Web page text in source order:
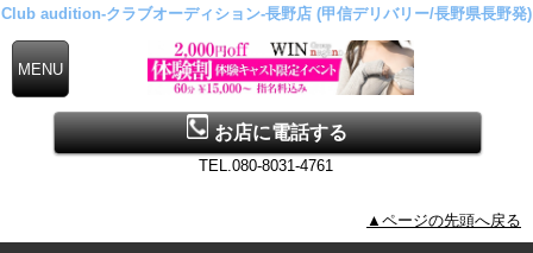
Club audition-クラブオーディション-長野店 (甲信デリバリー/長野県長野発)
お店に電話する
TEL.080-8031-4761
▲ページの先頭へ戻る